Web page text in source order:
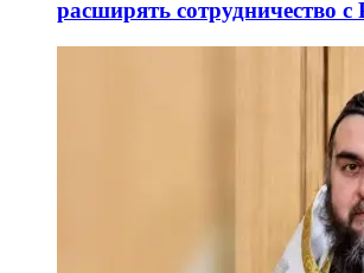
расширять сотрудничество с